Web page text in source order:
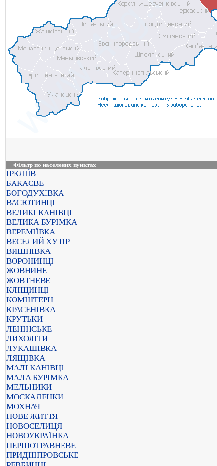
Фільтр по населених пунктах
ІРКЛІЇВ
БАКАЄВЕ
БОГОДУХІВКА
ВАСЮТИНЦІ
ВЕЛИКІ КАНІВЦІ
ВЕЛИКА БУРІМКА
ВЕРЕМІЇВКА
ВЕСЕЛИЙ ХУТІР
ВИШНІВКА
ВОРОНИНЦІ
ЖОВНИНЕ
ЖОВТНЕВЕ
КЛІЩИНЦІ
КОМІНТЕРН
КРАСЕНІВКА
КРУТЬКИ
ЛЕНІНСЬКЕ
ЛИХОЛІТИ
ЛУКАШІВКА
ЛЯЩІВКА
МАЛІ КАНІВЦІ
МАЛА БУРІМКА
МЕЛЬНИКИ
МОСКАЛЕНКИ
МОХНАЧ
НОВЕ ЖИТТЯ
НОВОСЕЛИЦЯ
НОВОУКРАЇНКА
ПЕРШОТРАВНЕВЕ
ПРИДНІПРОВСЬКЕ